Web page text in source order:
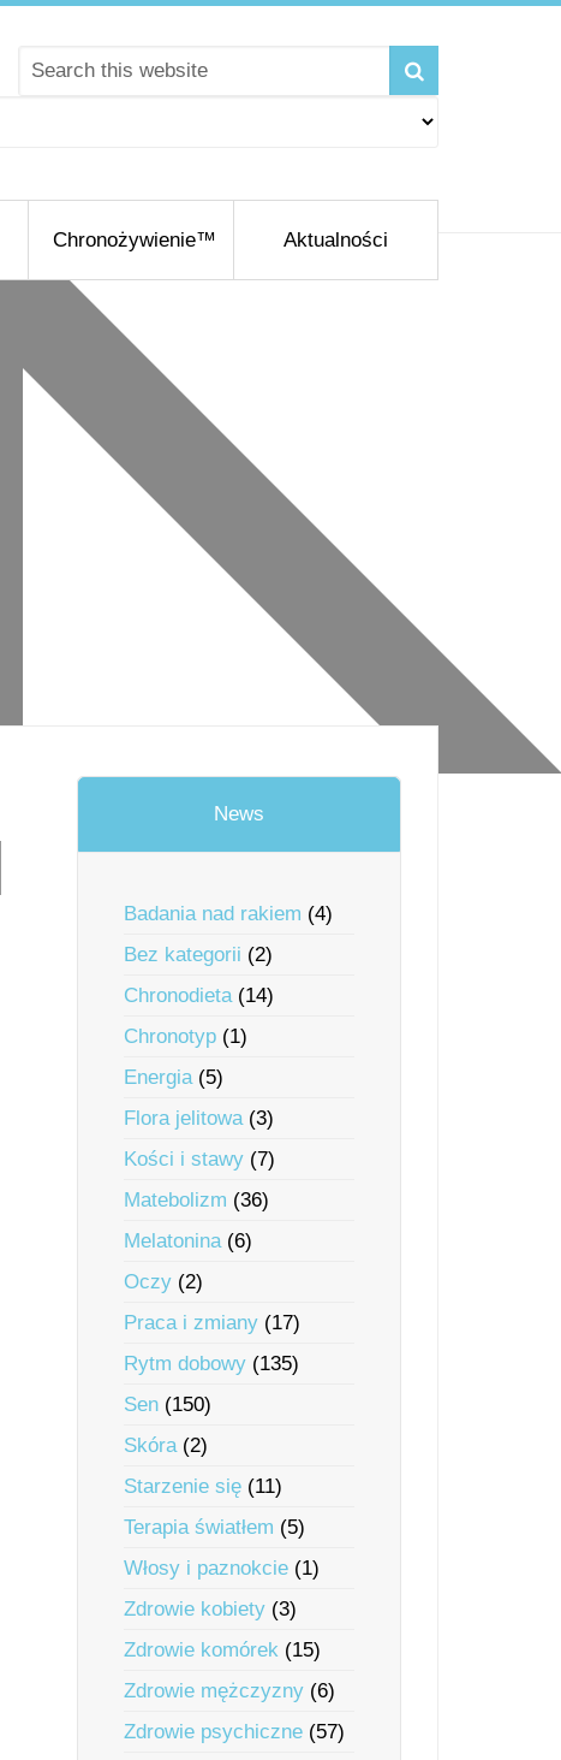
Chronożywienie™ Aktualności
News
Badania nad rakiem (4)
Bez kategorii (2)
Chronodieta(14)
Chronotyp (1)
Energia(5)
Flora jelitowa(3)
Kości i stawy (7)
Matebolizm (36)
Melatonina(6)
Oczy (2)
Praca i zmiany (17)
Rytm dobowy (135)
Sen (150)
Skóra(2)
Starzenie się (11)
Terapia światłem (5)
Włosy i paznokcie (1)
Zdrowie kobiety (3)
Zdrowie komórek (15)
Zdrowie mężczyzny (6)
Zdrowie psychiczne (57)